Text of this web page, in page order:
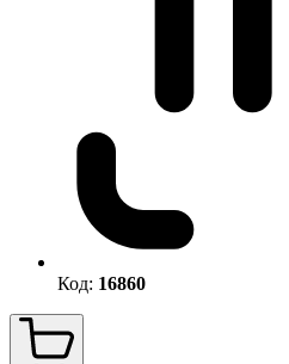
Код: 16860